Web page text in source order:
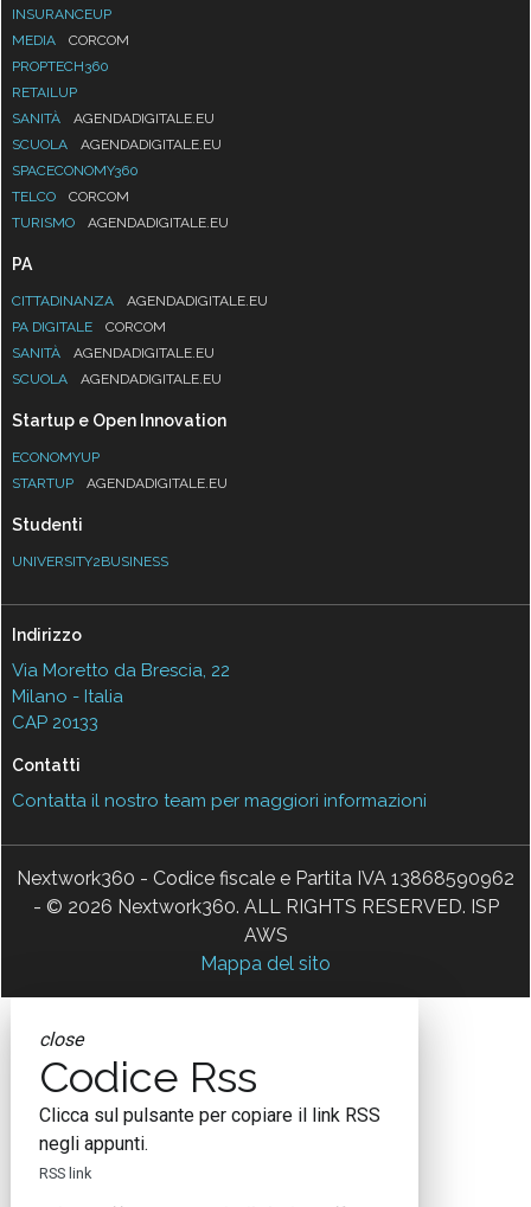
INSURANCEUP
MEDIA
CORCOM
PROPTECH360
RETAILUP
SANITÀ
AGENDADIGITALE.EU
SCUOLA
AGENDADIGITALE.EU
SPACECONOMY360
TELCO
CORCOM
TURISMO
AGENDADIGITALE.EU
PA
CITTADINANZA
AGENDADIGITALE.EU
PA DIGITALE
CORCOM
SANITÀ
AGENDADIGITALE.EU
SCUOLA
AGENDADIGITALE.EU
Startup e Open Innovation
ECONOMYUP
STARTUP
AGENDADIGITALE.EU
Studenti
UNIVERSITY2BUSINESS
Indirizzo
Via Moretto da Brescia, 22
Milano - Italia
CAP 20133
Contatti
Contatta il nostro team per maggiori informazioni
Nextwork360 - Codice fiscale e Partita IVA 13868590962
- © 2026 Nextwork360. ALL RIGHTS RESERVED. ISP
AWS
Mappa del sito
close
Codice Rss
Clicca sul pulsante per copiare il link RSS
negli appunti.
RSS link